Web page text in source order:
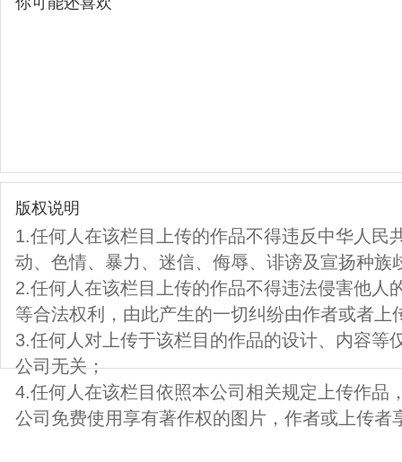
版权说明
1.任何人在该栏目上传的作品不得违反中华人民
动、色情、暴力、迷信、侮辱、诽谤及宣扬种族
2.任何人在该栏目上传的作品不得违法侵害他人
等合法权利，由此产生的一切纠纷由作者或者上
3.任何人对上传于该栏目的作品的设计、内容等
公司无关；
4.任何人在该栏目依照本公司相关规定上传作品
公司免费使用享有著作权的图片，作者或上传者